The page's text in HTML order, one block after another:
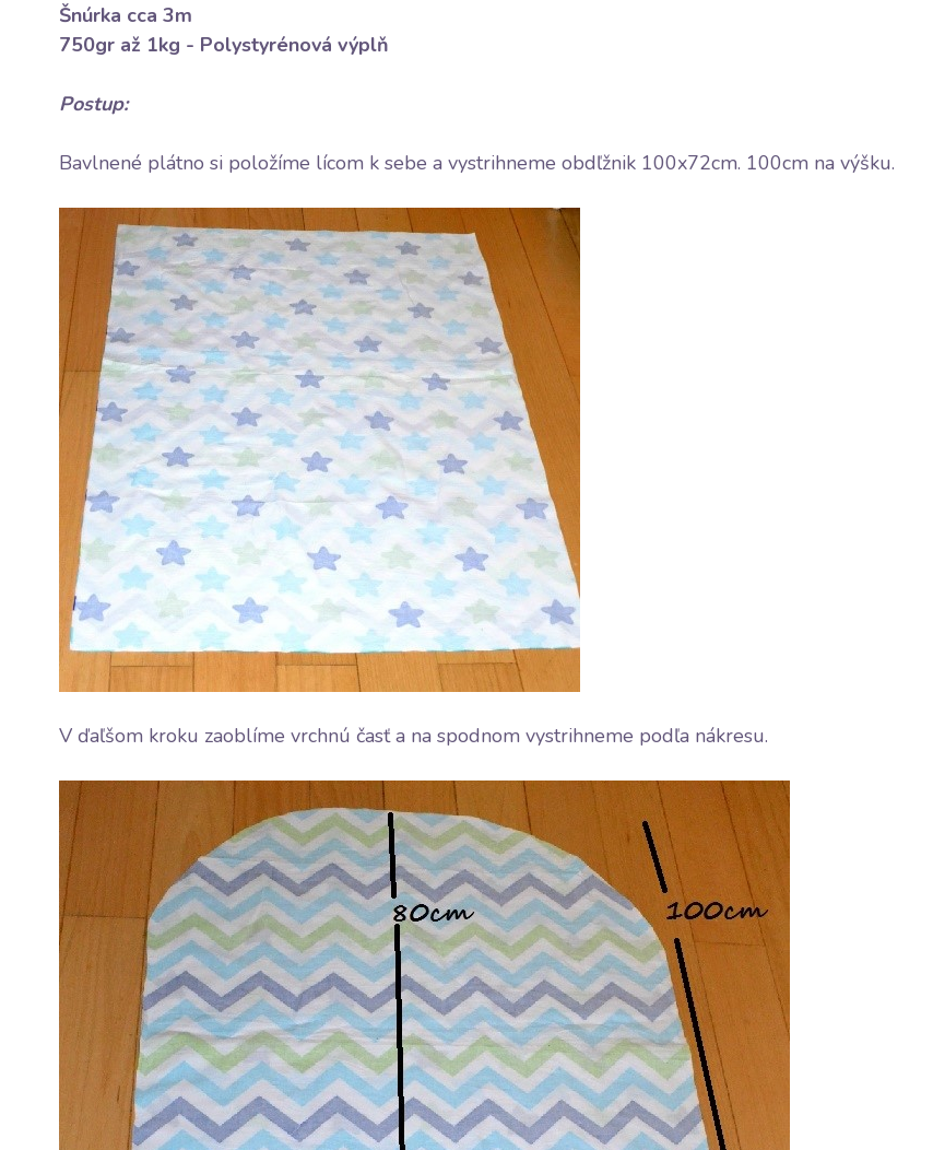
Šnúrka cca 3m
750gr až 1kg - Polystyrénová výplň
Postup:
Bavlnené plátno si položíme lícom k sebe a vystrihneme obdľžnik 100x72cm. 100cm na výšku.
V ďaľšom kroku zaoblíme vrchnú časť a na spodnom vystrihneme podľa nákresu.